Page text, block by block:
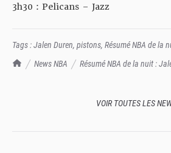
TrashTalk Actu NBA
News NBA
Résumé NBA de la nuit :
3h30 : Pelicans – Jazz
Tags :Jalen Duren, pistons, Résumé NBA de la
VOIR TOUTES LES